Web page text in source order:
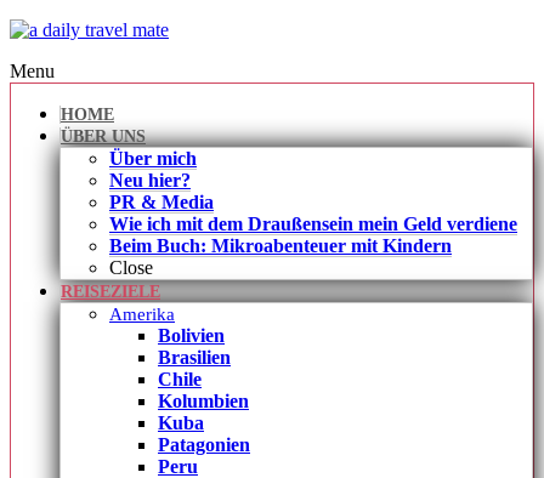
Menu
HOME
ÜBER UNS
Über mich
Neu hier?
PR & Media
Wie ich mit dem Draußensein mein Geld verdiene
Beim Buch: Mikroabenteuer mit Kindern
Close
REISEZIELE
Amerika
Bolivien
Brasilien
Chile
Kolumbien
Kuba
Patagonien
Peru